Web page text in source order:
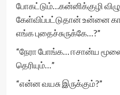
போகட்டும்…கன்னிக்குழி
கேள்விப்பட்டுதான் உன்னை
எங்க புதைச்சுருக்கே…?”
“நேரா போங்க… ஈசான்ய
தெரியும்…”
“என்ன வயசு இருக்கும்?”